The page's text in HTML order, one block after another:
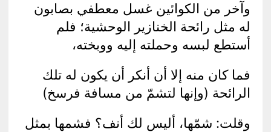
وآخر من الكوائين غسل معطفي بصابون
له مثل رائحة الخنازير الوحشية؛ فلم
أستطع لبسه وحملته إليه ووبخته،
فما كان منه إلا أن أنكر أن يكون له تلك
الرائحة (وإنها لتشمّ من مسافة فرسخ)
وقلت: شمّها، أليس لك أنف؟ فشمها بمثل